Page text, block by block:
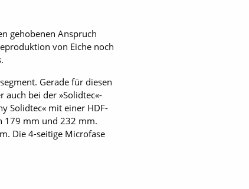
gehobenen Anspruch
von Eiche noch
Gerade für diesen
auch bei der »Solidtec«-
Solidtec« mit einer HDF-
179 mm und 232 mm.
Die 4-seitige Microfase